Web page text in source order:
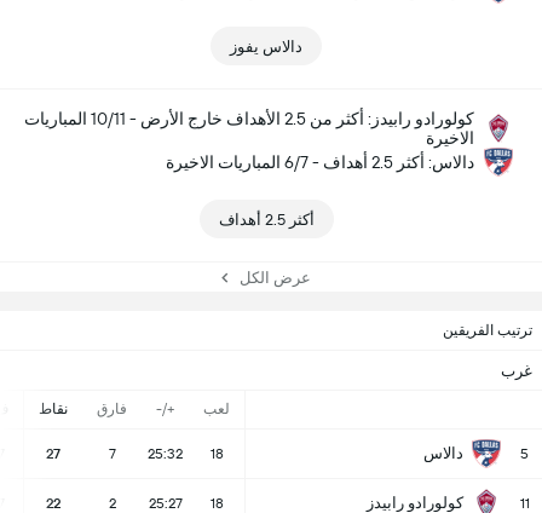
دالاس يفوز
كولورادو رابيدز: أكثر من 2.5 الأهداف خارج الأرض - 10/11 المباريات
الاخيرة
دالاس: أكثر 2.5 أهداف - 6/7 المباريات الاخيرة
أكثر 2.5 أهداف
عرض الكل
ترتيب الفريقين
غرب
لعب +/- فارق نقاط
5 دالاس 18
25:32
7
27
11 كولورادو رابيدز 18
25:27
2
22